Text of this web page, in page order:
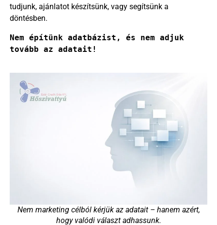
tudjunk, ajánlatot készítsünk, vagy segítsünk a
döntésben.
Nem építünk adatbázist, és nem adjuk
tovább az adatait!
Nem marketing célból kérjük az adatait – hanem azért,
hogy valódi választ adhassunk.